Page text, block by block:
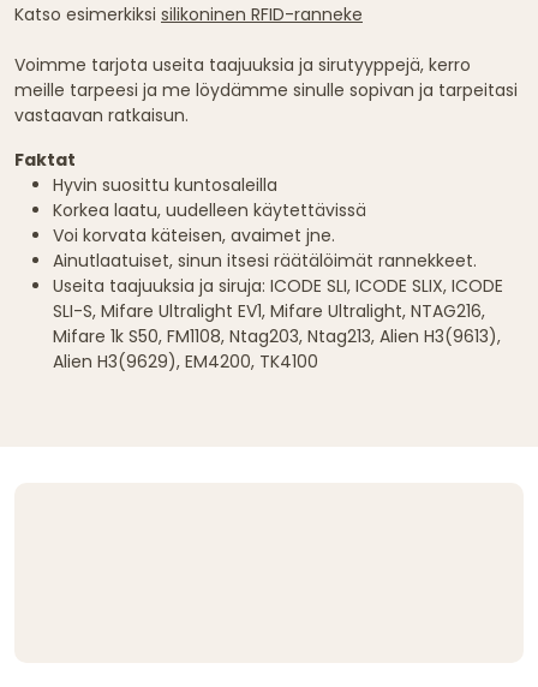
Katso esimerkiksi silikoninen RFID-ranneke
Voimme tarjota useita taajuuksia ja sirutyyppejä, kerro
meille tarpeesi ja me löydämme sinulle sopivan ja tarpeitasi
vastaavan ratkaisun.
Faktat
Hyvin suosittu kuntosaleilla
Korkea laatu, uudelleen käytettävissä
Voi korvata käteisen, avaimet jne.
Ainutlaatuiset, sinun itsesi räätälöimät rannekkeet.
Useita taajuuksia ja siruja: ICODE SLI, ICODE SLIX, ICODE
SLI-S, Mifare Ultralight EV1, Mifare Ultralight, NTAG216,
Mifare 1k S50, FM1108, Ntag203, Ntag213, Alien H3(9613),
Alien H3(9629), EM4200, TK4100